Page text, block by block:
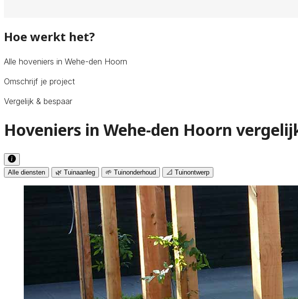
Hoe werkt het?
Alle hoveniers in Wehe-den Hoorn
Omschrijf je project
Vergelijk & bespaar
Hoveniers in Wehe-den Hoorn
Alle diensten 🌿 Tuinaanleg 🌱 Tuinonderhoud 📐 Tuinontwerp